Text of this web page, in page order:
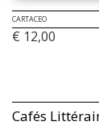
CARTACEO
€ 12,00
Cafés